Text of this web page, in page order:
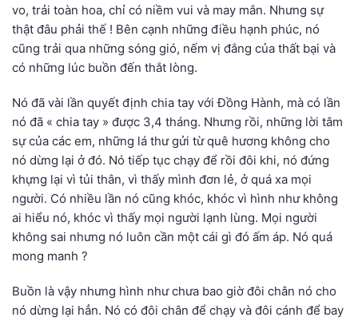
vo, trải toàn hoa, chỉ có niềm vui và may mắn. Nhưng sự
thật đâu phải thế ! Bên cạnh những điều hạnh phúc, nó
cũng trải qua những sóng gió, nếm vị đắng của thất bại và
có những lúc buồn đến thắt lòng.
Nó đã vài lần quyết định chia tay với Đồng Hành, mà có lần
nó đã « chia tay » được 3,4 tháng. Nhưng rồi, những lời tâm
sự của các em, những lá thư gửi từ quê hương không cho
nó dừng lại ở đó. Nó tiếp tục chạy để rồi đôi khi, nó đứng
khựng lại vì tủi thân, vì thấy mình đơn lẻ, ở quá xa mọi
người. Có nhiều lần nó cũng khóc, khóc vì hình như không
ai hiểu nó, khóc vì thấy mọi người lạnh lùng. Mọi người
không sai nhưng nó luôn cần một cái gì đó ấm áp. Nó quá
mong manh ?
Buồn là vậy nhưng hình như chưa bao giờ đôi chân nó cho
nó dừng lại hẳn. Nó có đôi chân để chạy và đôi cánh để bay